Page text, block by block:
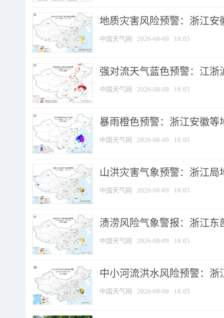
地质灾害风险预警：浙江安
中国天气网 2026-08-09 18:05
强对流天气蓝色预警：江浙
中国天气网 2026-08-09 18:05
暴雨橙色预警：浙江安徽等
中国天气网 2026-08-09 18:05
山洪灾害气象预警：浙江
中国天气网 2026-08-09 18:05
渍涝风险气象警报：浙江
中国天气网 2026-08-09 18:05
中小河流洪水风险预警：
中国天气网 2026-08-09 18:05